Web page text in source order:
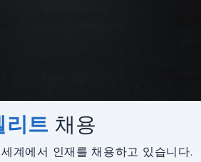
리트 채용
계에서 인재를 채용하고 있습니다.